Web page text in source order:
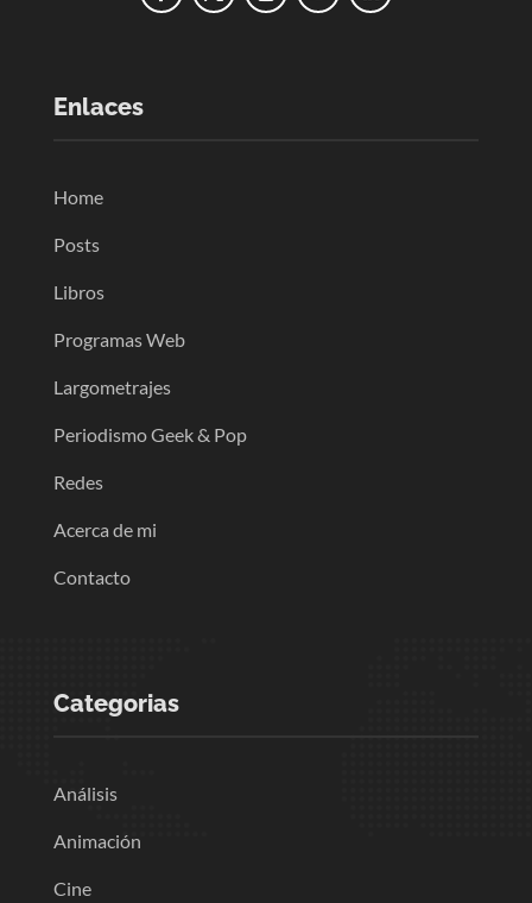
Enlaces
Home
Posts
Libros
Programas Web
Largometrajes
Periodismo Geek & Pop
Redes
Acerca de mi
Contacto
Categorias
Análisis
Animación
Cine